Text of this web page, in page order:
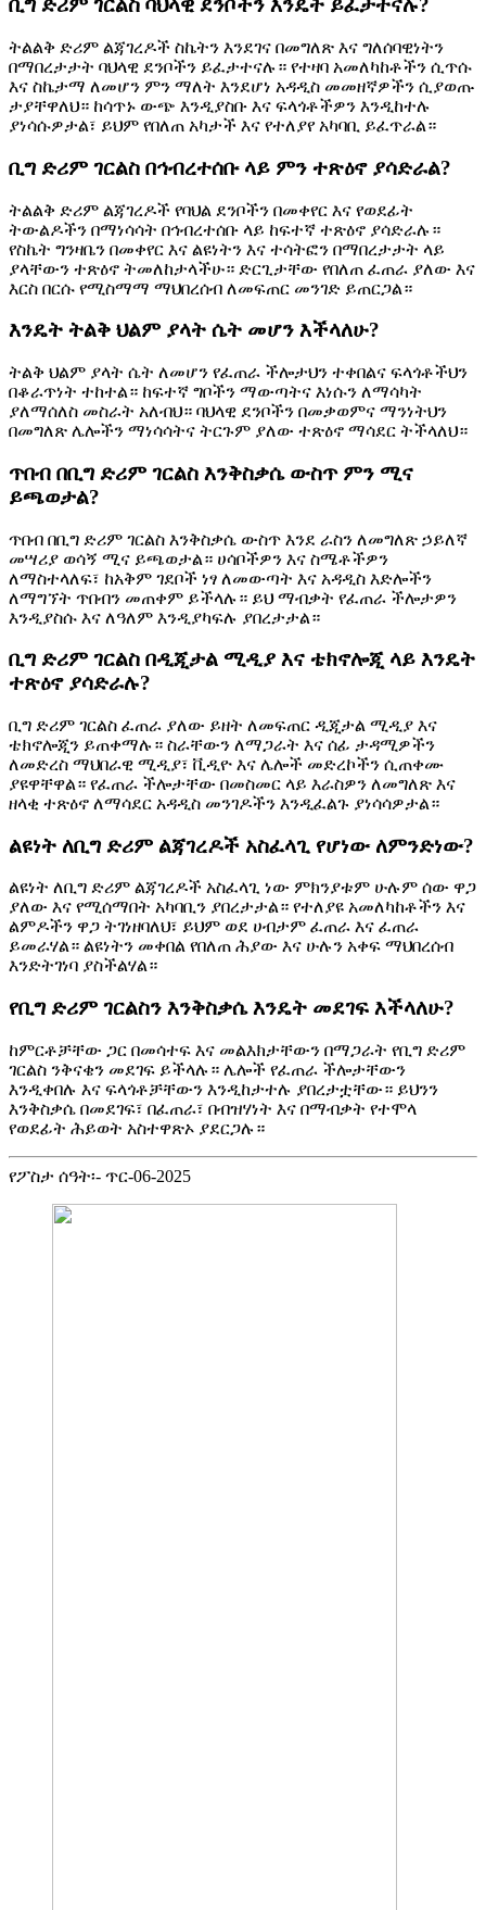
ቢግ ድሪም ገርልስ ባህላዊ ደንቦችን እንዴት ይፈታተናሉ?
ትልልቅ ድሪም ልጃገረዶች ስኬትን እንደገና በመግለጽ እና ግለሰባዊነትን
በማበረታታት ባህላዊ ደንቦችን ይፈታተናሉ። የተዛባ አመለካከቶችን ሲጥሱ
እና ስኬታማ ለመሆን ምን ማለት እንደሆነ አዳዲስ መመዘኛዎችን ሲያወጡ
ታያቸዋለህ። ከሳጥኑ ውጭ እንዲያስቡ እና ፍላጎቶችዎን እንዲከተሉ
ያነሳሱዎታል፣ ይህም የበለጠ አካታች እና የተለያየ አካባቢ ይፈጥራል።
ቢግ ድሪም ገርልስ በኅብረተሰቡ ላይ ምን ተጽዕኖ ያሳድራል?
ትልልቅ ድሪም ልጃገረዶች የባህል ደንቦችን በመቀየር እና የወደፊት
ትውልዶችን በማነሳሳት በኅብረተሰቡ ላይ ከፍተኛ ተጽዕኖ ያሳድራሉ።
የስኬት ግንዛቤን በመቀየር እና ልዩነትን እና ተሳትፎን በማበረታታት ላይ
ያላቸውን ተጽዕኖ ትመለከታላችሁ። ድርጊታቸው የበለጠ ፈጠራ ያለው እና
እርስ በርሱ የሚስማማ ማህበረሰብ ለመፍጠር መንገድ ይጠርጋል።
እንዴት ትልቅ ህልም ያላት ሴት መሆን እችላለሁ?
ትልቅ ህልም ያላት ሴት ለመሆን የፈጠራ ችሎታህን ተቀበልና ፍላጎቶችህን
በቆራጥነት ተከተል። ከፍተኛ ግቦችን ማውጣትና እነሱን ለማሳካት
ያለማሰለስ መስራት አለብህ። ባህላዊ ደንቦችን በመቃወምና ማንነትህን
በመግለጽ ሌሎችን ማነሳሳትና ትርጉም ያለው ተጽዕኖ ማሳደር ትችላለህ።
ጥበብ በቢግ ድሪም ገርልስ እንቅስቃሴ ውስጥ ምን ሚና
ይጫወታል?
ጥበብ በቢግ ድሪም ገርልስ እንቅስቃሴ ውስጥ እንደ ራስን ለመግለጽ ኃይለኛ
መሣሪያ ወሳኝ ሚና ይጫወታል። ሀሳቦችዎን እና ስሜቶችዎን
ለማስተላለፍ፣ ከአቅም ገደቦች ነፃ ለመውጣት እና አዳዲስ እድሎችን
ለማግኘት ጥበብን መጠቀም ይችላሉ። ይህ ማብቃት የፈጠራ ችሎታዎን
እንዲያስሱ እና ለዓለም እንዲያካፍሉ ያበረታታል።
ቢግ ድሪም ገርልስ በዲጂታል ሚዲያ እና ቴክኖሎጂ ላይ እንዴት
ተጽዕኖ ያሳድራሉ?
ቢግ ድሪም ገርልስ ፈጠራ ያለው ይዘት ለመፍጠር ዲጂታል ሚዲያ እና
ቴክኖሎጂን ይጠቀማሉ። ስራቸውን ለማጋራት እና ሰፊ ታዳሚዎችን
ለመድረስ ማህበራዊ ሚዲያ፣ ቪዲዮ እና ሌሎች መድረኮችን ሲጠቀሙ
ያዩዋቸዋል። የፈጠራ ችሎታቸው በመስመር ላይ እራስዎን ለመግለጽ እና
ዘላቂ ተጽዕኖ ለማሳደር አዳዲስ መንገዶችን እንዲፈልጉ ያነሳሳዎታል።
ልዩነት ለቢግ ድሪም ልጃገረዶች አስፈላጊ የሆነው ለምንድነው?
ልዩነት ለቢግ ድሪም ልጃገረዶች አስፈላጊ ነው ምክንያቱም ሁሉም ሰው ዋጋ
ያለው እና የሚሰማበት አካባቢን ያበረታታል። የተለያዩ አመለካከቶችን እና
ልምዶችን ዋጋ ትገነዘባለህ፣ ይህም ወደ ሀብታም ፈጠራ እና ፈጠራ
ይመራሃል። ልዩነትን መቀበል የበለጠ ሕያው እና ሁሉን አቀፍ ማህበረሰብ
እንድትገነባ ያስችልሃል።
የቢግ ድሪም ገርልስን እንቅስቃሴ እንዴት መደገፍ እችላለሁ?
ከምርቶቻቸው ጋር በመሳተፍ እና መልእክታቸውን በማጋራት የቢግ ድሪም
ገርልስ ንቅናቄን መደገፍ ይችላሉ። ሌሎች የፈጠራ ችሎታቸውን
እንዲቀበሉ እና ፍላጎቶቻቸውን እንዲከታተሉ ያበረታቷቸው። ይህንን
እንቅስቃሴ በመደገፍ፣ በፈጠራ፣ በብዝሃነት እና በማብቃት የተሞላ
የወደፊት ሕይወት አስተዋጽኦ ያደርጋሉ።
የፖስታ ሰዓት፡- ጥር-06-2025